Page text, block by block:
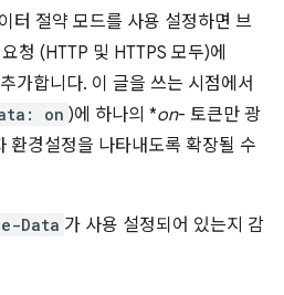
터 절약 모드를 사용 설정하면 브
청 (HTTP 및 HTTPS 모두)에
가합니다. 이 글을 쓰는 시점에서
on )에 하나의 *on- 토큰만 광
환경설정을 나타내도록 확장될 수
Data 가 사용 설정되어 있는지 감